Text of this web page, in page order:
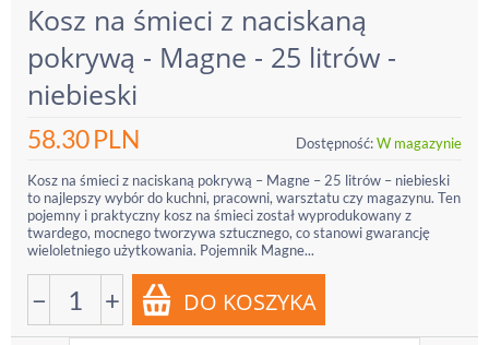
Kosz na śmieci z naciskaną
pokrywą - Magne - 25 litrów -
niebieski
58.30PLN Dostępność:W magazynie
Kosz na śmieci z naciskaną pokrywą – Magne – 25 litrów – niebieski
to najlepszy wybór do kuchni, pracowni, warsztatu czy magazynu. Ten
pojemny i praktyczny kosz na śmieci został wyprodukowany z
twardego, mocnego tworzywa sztucznego, co stanowi gwarancję
wieloletniego użytkowania. Pojemnik Magne...
− +